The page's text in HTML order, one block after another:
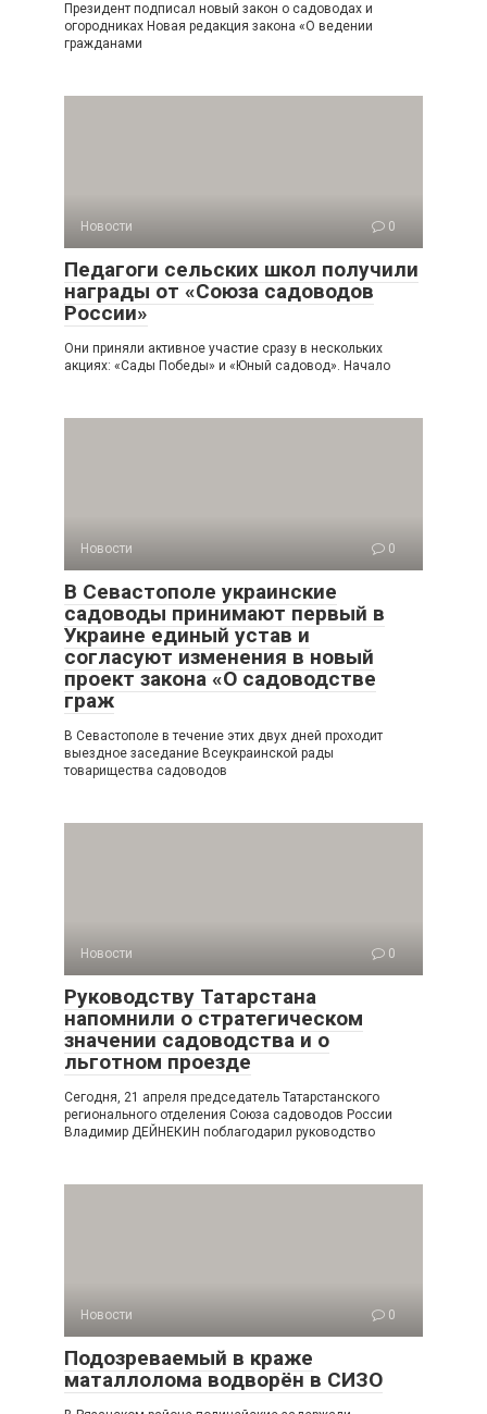
Президент подписал новый закон о садоводах и
огородниках Новая редакция закона «О ведении
гражданами
Новости 0
Педагоги сельских школ получили
награды от «Союза садоводов
России»
Они приняли активное участие сразу в нескольких
акциях: «Сады Победы» и «Юный садовод». Начало
Новости 0
В Севастополе украинские
садоводы принимают первый в
Украине единый устав и
согласуют изменения в новый
проект закона «О садоводстве
граж
В Севастополе в течение этих двух дней проходит
выездное заседание Всеукраинской рады
товарищества садоводов
Новости 0
Руководству Татарстана
напомнили о стратегическом
значении садоводства и о
льготном проезде
Сегодня, 21 апреля председатель Татарстанского
регионального отделения Союза садоводов России
Владимир ДЕЙНЕКИН поблагодарил руководство
Новости 0
Подозреваемый в краже
маталлолома водворён в СИЗО